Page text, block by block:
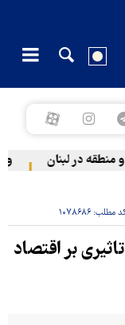
در لبنان
مطلب: ۱۰۷۸۶۸۶
بر اقتصاد